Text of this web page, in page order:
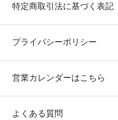
特定商取引法に基づく表記
プライバシーポリシー
営業カレンダーはこちら
よくある質問